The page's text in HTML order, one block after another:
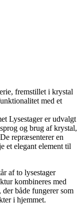
fremstillet i krystal
med et
Lysestager er udvalgt
og brug af krystal,
repræsenterer en
et elegant element til
af to lysestager
kombineres med
både fungerer som
i hjemmet.